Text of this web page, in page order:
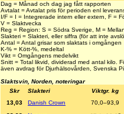
Dag = Månad och dag jag fått rapporten
Avtalat = Avtalat pris för perioden enl
I/F = I = Integrerade intern eller extern, F =
V = Slaktvecka
Reg = Region: S = Södra Sverige, M =
Slakteri = Slakteri, eller siffra (för att inte
Antal = Antal grisar som slaktats i omgången
K-% = Kött-%, medeltal
Vikt = Omgångens medelvikt
Snitt = Total likvid, dividerad med antal kilo.
även avdrag för Djurhälsovården, Svenska
Slaktsvin, Norden, noteringar
Skr
Slakteri
Viktgr. kg
13,03
Danish Crown
70,0–93,9